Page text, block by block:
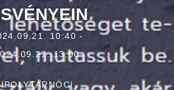
10:40 -
13:00
IPOLYTARNÓCI